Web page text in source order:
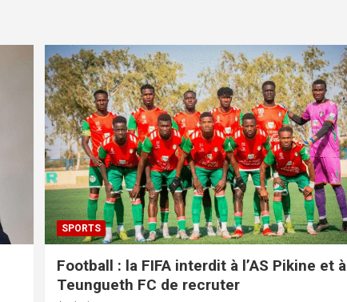
SPORTS
Football : la FIFA interdit à l’AS Pikine et à
Teungueth FC de recruter